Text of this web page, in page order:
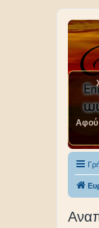
Αφού